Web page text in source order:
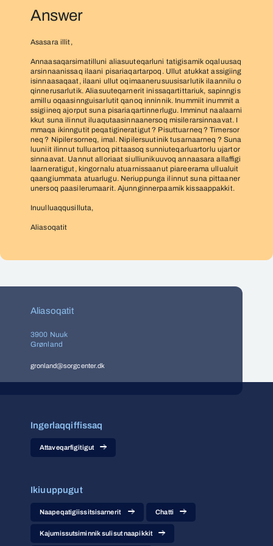
Answer
Asasara illit,
Annaasaqarsimatilluni aliasuuteqarluni tatigisamik oqaluusaq
arsinnaanissaq ilaani pisariaqartarpoq. Ullut atukkat assigiing
isinnaasaqaat, ilaani ullut oqimaanerusuusisarlutik ilaannilu o
qinnerusarlutik. Aliasuuteqarnerit inissaqartittariuk, sapinngis
amillu oqaasinnguisarlutit qanoq inninnik. Inummiit inummit a
ssigiineq ajorput suna pisariaqartinnerlugu. Imminut naalaarni
kkut suna ilinnut iluaqutaasinnaanersoq misilerarsinnaavat. I
mmaqa ikinngutit peqatigineratigut ? Pisuttuarneq ? Timersor
neq ? Nipilersorneq, imal. Nipilersuutinik tusarnaarneq ? Suna
luuniit ilinnut tulluartoq pittaasoq sunniuteqarluartorlu ujartor
sinnaavat. Uannut alloriaat siulliunikuuvoq annaasara allaffigi
laarneratigut, kingornalu atuarnissaanut piareerama ullualuit
qaangiummata atuarlugu. Neriuppunga ilinnut suna pittaaner
unersoq paasilerumaarit. Ajunnginnerpaamik kissaappakkit.
Inuulluaqqusilluta,
Aliasoqatit
Aliasoqatit
3900 Nuuk
Grønland
gronland@sorgcenter.dk
Ingerlaqqiffissaq
Attaveqarfigitigut
Ikiuuppugut
Naapeqatigiissitsisarnerit Chatti
Kajumissutsiminnik sulisut naapikkit